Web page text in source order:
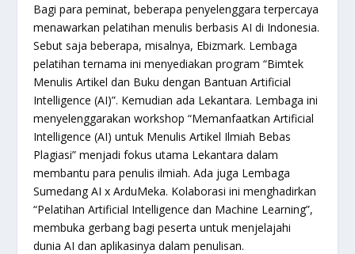
Bagi para peminat, beberapa penyelenggara terpercaya
menawarkan pelatihan menulis berbasis AI di Indonesia.
Sebut saja beberapa, misalnya, Ebizmark. Lembaga
pelatihan ternama ini menyediakan program “Bimtek
Menulis Artikel dan Buku dengan Bantuan Artificial
Intelligence (AI)”. Kemudian ada Lekantara. Lembaga ini
menyelenggarakan workshop “Memanfaatkan Artificial
Intelligence (AI) untuk Menulis Artikel Ilmiah Bebas
Plagiasi” menjadi fokus utama Lekantara dalam
membantu para penulis ilmiah. Ada juga Lembaga
Sumedang AI x ArduMeka. Kolaborasi ini menghadirkan
“Pelatihan Artificial Intelligence dan Machine Learning”,
membuka gerbang bagi peserta untuk menjelajahi
dunia AI dan aplikasinya dalam penulisan.